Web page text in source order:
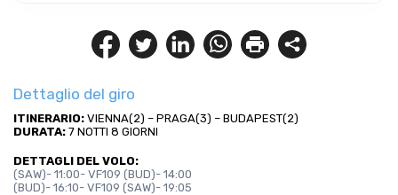
Dettaglio del giro
ITINERARIO: VIENNA(2) – PRAGA(3) – BUDAPEST(2)
DURATA: 7 NOTTI 8 GIORNI
DETTAGLI DEL VOLO:
(SAW)- 11:00- VF109 (BUD)- 14:00
(BUD)- 16:10- VF109 (SAW)- 19:05